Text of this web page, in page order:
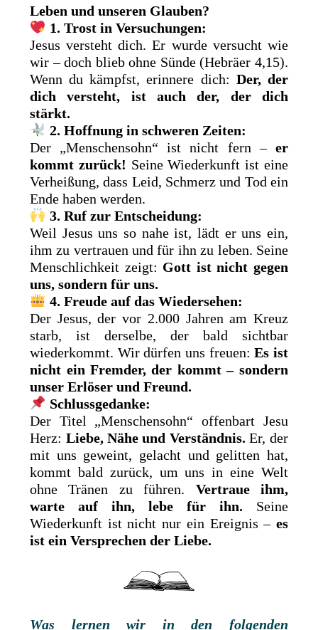
Leben und unseren Glauben?
1. Trost in Versuchungen:
Jesus versteht dich. Er wurde versucht wie
wir – doch blieb ohne Sünde (Hebräer 4,15).
Wenn du kämpfst, erinnere dich: Der, der
dich versteht, ist auch der, der dich
stärkt.
2. Hoffnung in schweren Zeiten:
Der „Menschensohn“ ist nicht fern – er
kommt zurück! Seine Wiederkunft ist eine
Verheißung, dass Leid, Schmerz und Tod ein
Ende haben werden.
3. Ruf zur Entscheidung:
Weil Jesus uns so nahe ist, lädt er uns ein,
ihm zu vertrauen und für ihn zu leben. Seine
Menschlichkeit zeigt: Gott ist nicht gegen
uns, sondern für uns.
4. Freude auf das Wiedersehen:
Der Jesus, der vor 2.000 Jahren am Kreuz
starb, ist derselbe, der bald sichtbar
wiederkommt. Wir dürfen uns freuen:Es ist
nicht ein Fremder, der kommt – sondern
unser Erlöser und Freund.
Schlussgedanke:
Der Titel „Menschensohn“ offenbart Jesu
Herz: Liebe, Nähe und Verständnis. Er, der
mit uns geweint, gelacht und gelitten hat,
kommt bald zurück, um uns in eine Welt
ohne Tränen zu führen. Vertraue ihm,
warte auf ihn, lebe für ihn. Seine
Wiederkunft ist nicht nur ein Ereignis – es
ist ein Versprechen der Liebe.
Was lernen wir in den folgenden